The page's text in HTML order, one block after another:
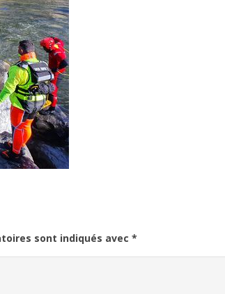
sont indiqués avec *